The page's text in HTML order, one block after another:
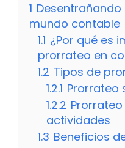
1
mundo contable
1.1 ¿Por qué es
prorrateo en
1.2 Tipos de
1.2.1 Prorrateo
1.2.2
actividades
1.3 Beneficios